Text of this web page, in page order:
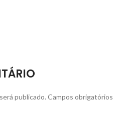
publicado.Campos obrigatórios